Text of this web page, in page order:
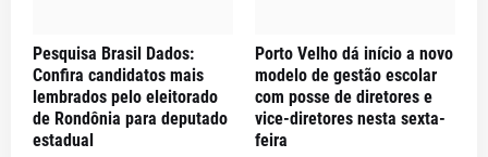
Pesquisa Brasil Dados:
Confira candidatos mais
lembrados pelo eleitorado
de Rondônia para deputado
estadual
Porto Velho dá início a novo
modelo de gestão escolar
com posse de diretores e
vice-diretores nesta sexta-
feira